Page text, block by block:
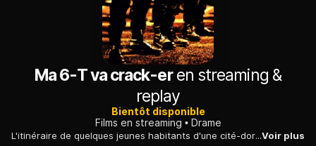
Ma 6-T va crack-eren streaming &
replay
Bientôt disponible
Films en streaming
Drame
L'itinéraire de quelques jeunes habitants d'une cité-dortoir de la banlieue parisienne, qui naviguent entre violence, délinquance, drague et ennui.Voir plus